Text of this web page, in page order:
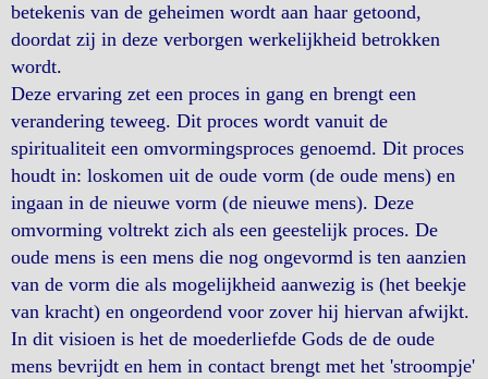
betekenis van de geheimen wordt aan haar getoond,
doordat zij in deze verborgen werkelijkheid betrokken
wordt.
Deze ervaring zet een proces in gang en brengt een
verandering teweeg. Dit proces wordt vanuit de
spiritualiteit een omvormingsproces genoemd. Dit proces
houdt in: loskomen uit de oude vorm (de oude mens) en
ingaan in de nieuwe vorm (de nieuwe mens). Deze
omvorming voltrekt zich als een geestelijk proces. De
oude mens is een mens die nog ongevormd is ten aanzien
van de vorm die als mogelijkheid aanwezig is (het beekje
van kracht) en ongeordend voor zover hij hiervan afwijkt.
In dit visioen is het de moederliefde Gods de de oude
mens bevrijdt en hem in contact brengt met het 'stroompje'